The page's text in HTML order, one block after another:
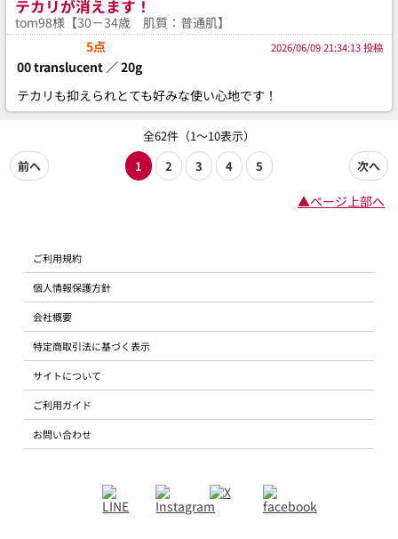
テカリが消えます！
tom98様【30－34歳 肌質：普通肌】
5点
2026/06/09 21:34:13 投稿
00 translucent ／ 20g
テカリも抑えられとても好みな使い心地です！
全62件（1～10表示）
前へ
1 2 3 4 5 次へ
▲ページ上部へ
ご利用規約
個人情報保護方針
会社概要
特定商取引法に基づく表示
サイトについて
ご利用ガイド
お問い合わせ